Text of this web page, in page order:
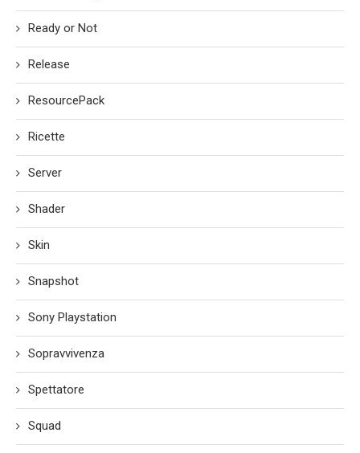
Ready or Not
Release
ResourcePack
Ricette
Server
Shader
Skin
Snapshot
Sony Playstation
Sopravvivenza
Spettatore
Squad